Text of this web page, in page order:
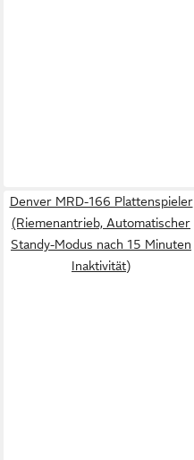
Denver MRD-166 Plattenspieler
(Riemenantrieb, Automatischer
Standy-Modus nach 15 Minuten
Inaktivität)